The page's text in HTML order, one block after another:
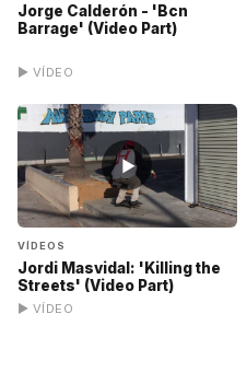
Jorge Calderón - 'Bcn
Barrage' (Video Part)
▶ VÍDEO
▶
VÍDEOS
Jordi Masvidal: 'Killing the
Streets' (Video Part)
▶ VÍDEO